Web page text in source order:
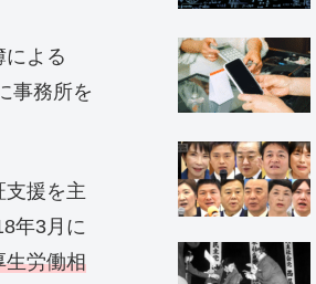
よる
事務所を
支援を主
年3月に
労働相